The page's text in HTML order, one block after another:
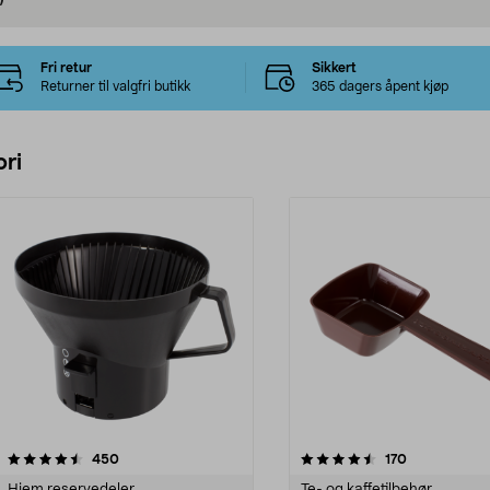
Fri retur
Returner til valgfri butikk
Sikkert
365 dagers åpent kjøp
450anmeldelser
4.5 av 5 stjerner 170anmeldelser
3.5 av 5 stjerner